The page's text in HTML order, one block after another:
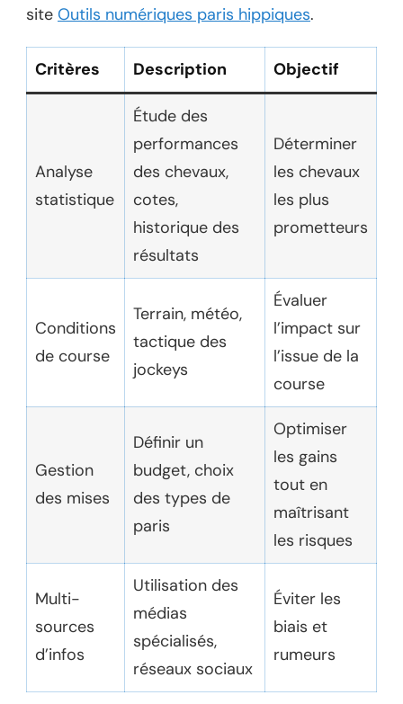
site Outils numériques paris hippiques.
Critères Description Objectif
Analyse
statistique
Étude des
performances
des chevaux,
cotes,
historique des
résultats
Déterminer
les chevaux
les plus
prometteurs
Conditions
de course
Terrain, météo,
tactique des
jockeys
Évaluer
l’impact sur
l’issue de la
course
Gestion
des mises
Définir un
budget, choix
des types de
paris
Optimiser
les gains
tout en
maîtrisant
les risques
Multi-
sources
d’infos
Utilisation des
médias
spécialisés,
réseaux sociaux
Éviter les
biais et
rumeurs